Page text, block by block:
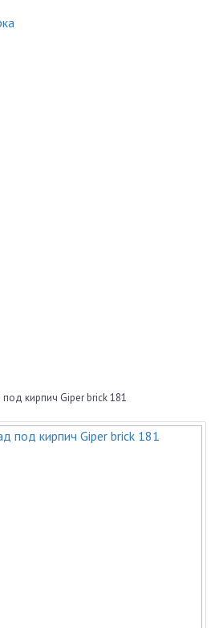
кирпич Giper brick 181